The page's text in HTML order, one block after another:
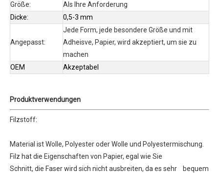
Größe:
Als Ihre Anforderung
Dicke:
0,5-3 mm
Angepasst:
Jede Form, jede besondere Größe und mit
Adheisve, Papier, wird akzeptiert, um sie zu
machen
OEM
Akzeptabel
Produktverwendungen
Filzstoff:
Material ist Wolle, Polyester oder Wolle und Polyestermischung.
Filz hat die Eigenschaften von Papier, egal wie Sie
Schnitt, die Faser wird sich nicht ausbreiten, da es sehr bequem